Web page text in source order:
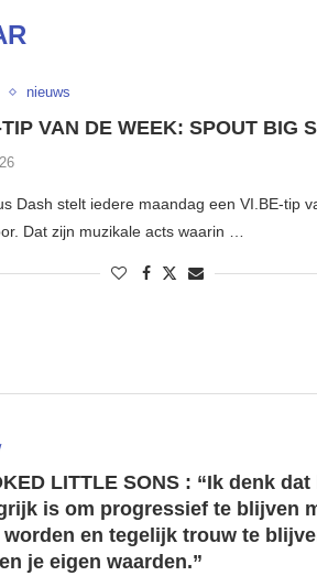
nieuws
VAN DE WEEK: SPOUT BIG
Dash stelt iedere maandag een VI.BE-tip
Dat zijn muzikale acts waarin …
LITTLE SONS : “Ik denk dat
is om progressief te blijven
en tegelijk trouw te
je eigen waarden.”